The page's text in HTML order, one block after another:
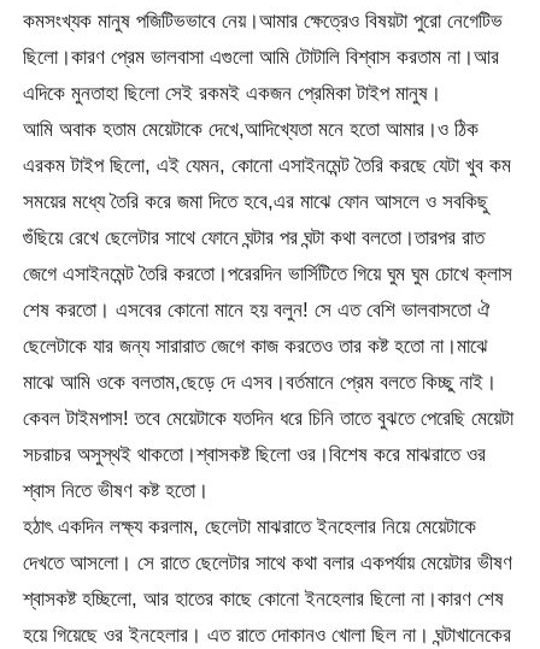
কমসংখ্যক মানুষ পজিটিভভাবে নেয়।আমার ক্ষেত্রেও বিষয়টা পুরো নেগেটিভ
ছিলো।কারণ প্রেম ভালবাসা এগুলো আমি টোটালি বিশ্বাস করতাম না।আর
এদিকে মুনতাহা ছিলো সেই রকমই একজন প্রেমিকা টাইপ মানুষ।
আমি অবাক হতাম মেয়েটাকে দেখে,আদিখ্যেতা মনে হতো আমার।ও ঠিক
এরকম টাইপ ছিলো, এই যেমন, কোনো এসাইনমেন্ট তৈরি করছে যেটা খুব কম
সময়ের মধ্যে তৈরি করে জমা দিতে হবে,এর মাঝে ফোন আসলে ও সবকিছু
গুঁছিয়ে রেখে ছেলেটার সাথে ফোনে ঘন্টার পর ঘন্টা কথা বলতো।তারপর রাত
জেগে এসাইনমেন্ট তৈরি করতো।পরেরদিন ভার্সিটিতে গিয়ে ঘুম ঘুম চোখে ক্লাস
শেষ করতো। এসবের কোনো মানে হয় বলুন! সে এত বেশি ভালবাসতো ঐ
ছেলেটাকে যার জন্য সারারাত জেগে কাজ করতেও তার কষ্ট হতো না।মাঝে
মাঝে আমি ওকে বলতাম,ছেড়ে দে এসব।বর্তমানে প্রেম বলতে কিচ্ছু নাই।
কেবল টাইমপাস! তবে মেয়েটাকে যতদিন ধরে চিনি তাতে বুঝতে পেরেছি মেয়েটা
সচরাচর অসুস্থই থাকতো।শ্বাসকষ্ট ছিলো ওর।বিশেষ করে মাঝরাতে ওর
শ্বাস নিতে ভীষণ কষ্ট হতো।
হঠাৎ একদিন লক্ষ্য করলাম, ছেলেটা মাঝরাতে ইনহেলার নিয়ে মেয়েটাকে
দেখতে আসলো। সে রাতে ছেলেটার সাথে কথা বলার একপর্যায় মেয়েটার ভীষণ
শ্বাসকষ্ট হচ্ছিলো, আর হাতের কাছে কোনো ইনহেলার ছিলো না।কারণ শেষ
হয়ে গিয়েছে ওর ইনহেলার। এত রাতে দোকানও খোলা ছিল না। ঘন্টাখানেকের